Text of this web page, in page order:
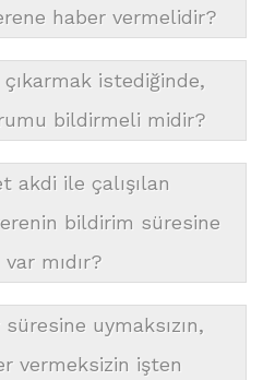
haber vermelidir?
istediğinde,
bildirmeli midir?
akdi ile çalışılan
bildirim süresine
mıdır?
uymaksızın,
vermeksizin işten